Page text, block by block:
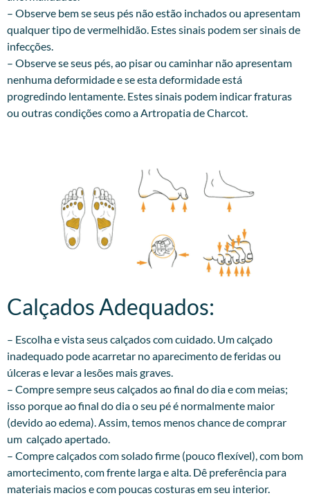
– Observe bem se seus pés não estão inchados ou apresentam
qualquer tipo de vermelhidão. Estes sinais podem ser sinais de
infecções.
– Observe se seus pés, ao pisar ou caminhar não apresentam
nenhuma deformidade e se esta deformidade está
progredindo lentamente. Estes sinais podem indicar fraturas
ou outras condições como a Artropatia de Charcot.
Calçados Adequados:​
– Escolha e vista seus calçados com cuidado. Um calçado
inadequado pode acarretar no aparecimento de feridas ou
úlceras e levar a lesões mais graves.
– Compre sempre seus calçados ao final do dia e com meias;
isso porque ao final do dia o seu pé é normalmente maior
(devido ao edema). Assim, temos menos chance de comprar
um calçado apertado.
– Compre calçados com solado firme (pouco flexível), com bom
amortecimento, com frente larga e alta. Dê preferência para
materiais macios e com poucas costuras em seu interior.